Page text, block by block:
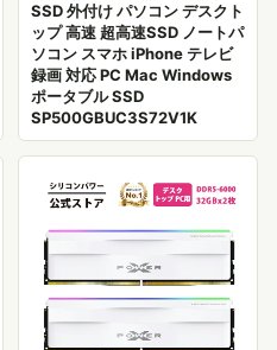
SSD 外付け パソコン デスクト
ップ 高速 超高速SSD ノートパ
ソコン スマホ iPhone テレビ
録画 対応 PC Mac Windows
ポータブル SSD
SP500GBUC3S72V1K